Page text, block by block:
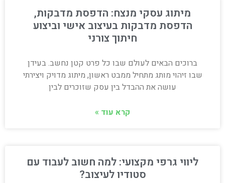
מיתוג עסקי מנצח: הדפסת מדבקות,
הדפסת מדבקות בעיצוב אישי וביצוע
חיתוך צורני
ברוכים הבאים לעולם שבו כל פרט קטן נחשב. בעידן
שבו זיהוי מותג מתחיל ממבט ראשון, מיתוג מדויק ויצירתי
עושה את ההבדל בין עסק שזוכרים לבין
קרא עוד »
ליווי גרפי מקצועי: למה חשוב לעבוד עם
סטודיו לעיצוב?